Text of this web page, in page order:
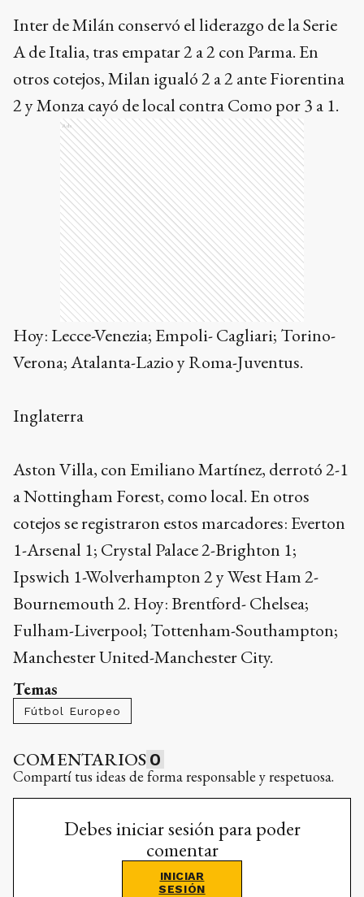
Inter de Milán conservó el liderazgo de la Serie
A de Italia, tras empatar 2 a 2 con Parma. En
otros cotejos, Milan igualó 2 a 2 ante Fiorentina
2 y Monza cayó de local contra Como por 3 a 1.
Ads
Hoy: Lecce-Venezia; Empoli- Cagliari; Torino-
Verona; Atalanta-Lazio y Roma-Juventus.
Inglaterra
Aston Villa, con Emiliano Martínez, derrotó 2-1
a Nottingham Forest, como local. En otros
cotejos se registraron estos marcadores: Everton
1-Arsenal 1; Crystal Palace 2-Brighton 1;
Ipswich 1-Wolverhampton 2 y West Ham 2-
Bournemouth 2. Hoy: Brentford- Chelsea;
Fulham-Liverpool; Tottenham-Southampton;
Manchester United-Manchester City.
Temas
Fútbol Europeo
COMENTARIOS 0
Compartí tus ideas de forma responsable y respetuosa.
Debes iniciar sesión para poder
comentar
INICIAR
SESIÓN